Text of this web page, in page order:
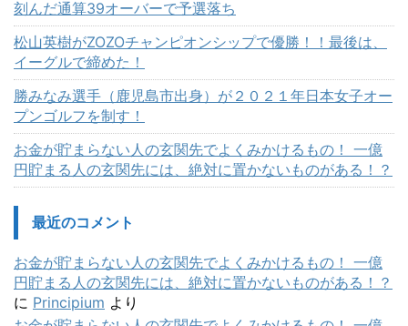
刻んだ通算39オーバーで予選落ち
松山英樹がZOZOチャンピオンシップで優勝！！最後は、
イーグルで締めた！
勝みなみ選手（鹿児島市出身）が２０２１年日本女子オー
プンゴルフを制す！
お金が貯まらない人の玄関先でよくみかけるもの！ 一億
円貯まる人の玄関先には、絶対に置かないものがある！？
最近のコメント
お金が貯まらない人の玄関先でよくみかけるもの！ 一億
円貯まる人の玄関先には、絶対に置かないものがある！？
に Principium より